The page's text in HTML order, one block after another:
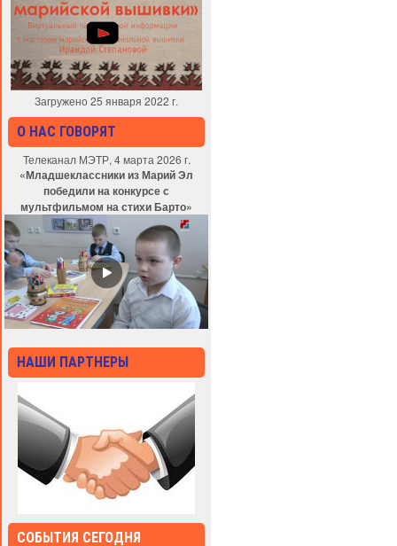
Загружено 25 января 2022 г.
О НАС ГОВОРЯТ
Телеканал МЭТР, 4 марта 2026 г.
«Младшеклассники из Марий Эл
победили на конкурсе с
мультфильмом на стихи Барто»
НАШИ ПАРТНЕРЫ
СОБЫТИЯ СЕГОДНЯ